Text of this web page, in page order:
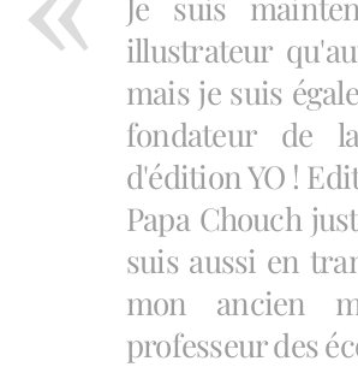
illustrateur
mais je suis
fondateur de
d'édition YO !
Papa Chouch
suis aussi en
mon ancien
professeur des